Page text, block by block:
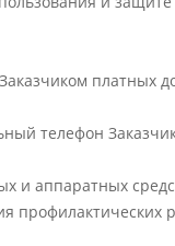
платных
телефон
и аппаратных
профилактических